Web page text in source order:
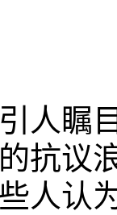
人瞩
抗议
人认